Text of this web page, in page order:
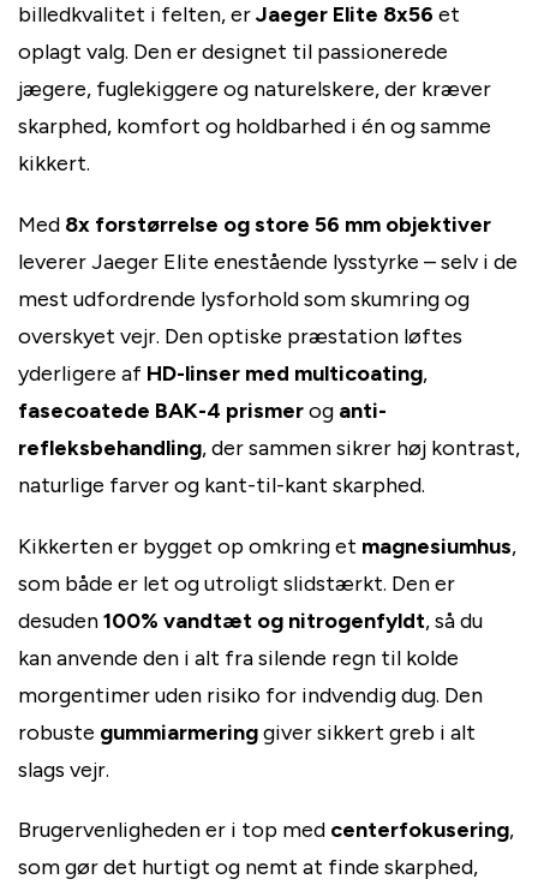
billedkvalitet i felten, erJaeger Elite 8x56 et
oplagt valg. Den er designet til passionerede
jægere, fuglekiggere og naturelskere, der kræver
skarphed, komfort og holdbarhed i én og samme
kikkert.
Med 8x forstørrelse og store 56 mm objektiver
leverer Jaeger Elite enestående lysstyrke – selv i de
mest udfordrende lysforhold som skumring og
overskyet vejr. Den optiske præstation løftes
yderligere af HD-linser med multicoating,
fasecoatede BAK-4 prismerog anti-
refleksbehandling, der sammen sikrer høj kontrast,
naturlige farver og kant-til-kant skarphed.
Kikkerten er bygget op omkring et magnesiumhus,
som både er let og utroligt slidstærkt. Den er
desuden100% vandtæt og nitrogenfyldt, så du
kan anvende den i alt fra silende regn til kolde
morgentimer uden risiko for indvendig dug. Den
robuste gummiarmeringgiver sikkert greb i alt
slags vejr.
Brugervenligheden er i top med centerfokusering,
som gør det hurtigt og nemt at finde skarphed,